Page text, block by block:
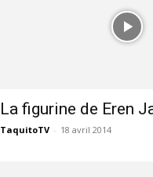
La figurine de Eren
TaquitoTV - 18 avril 2014